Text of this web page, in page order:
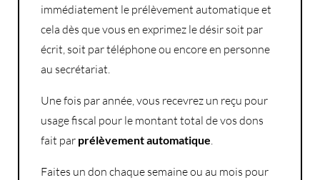
immédiatement le prélèvement automatique et
cela dès que vous en exprimez le désir soit par
écrit, soit par téléphone ou encore en personne
au secrétariat.
Une fois par année, vous recevrez un reçu pour
usage fiscal pour le montant total de vos dons
fait par prélèvement automatique.
Faites un don chaque semaine ou au mois pour